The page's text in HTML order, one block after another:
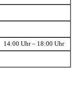
14:00 Uhr – 18:00 Uhr